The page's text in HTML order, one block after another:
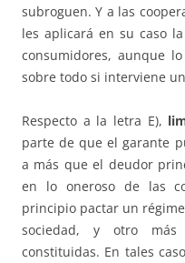
subroguen. Y a las
les aplicará en su caso
consumidores, aunque
sobre todo si interviene
Respecto a la letra E),
parte de que el garante
a más que el deudor
en lo oneroso de las
principio pactar un
sociedad, y otro
constituidas. En tales